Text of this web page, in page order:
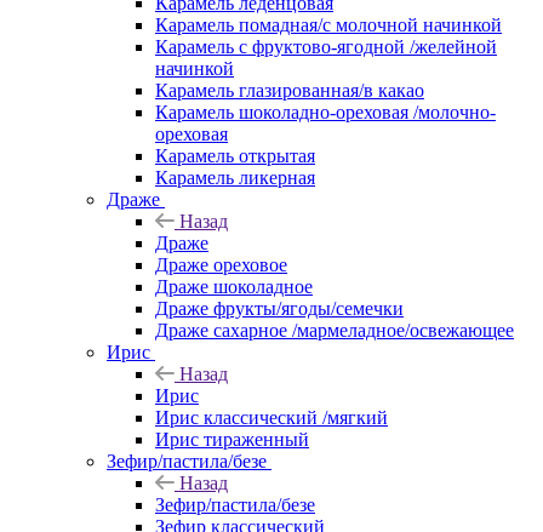
Карамель помадная/с молочной начинкой
Карамель с фруктово-ягодной /желейной
начинкой
Карамель глазированная/в какао
Карамель шоколадно-ореховая /молочно-
ореховая
Карамель открытая
Карамель ликерная
Драже
Назад
Драже
Драже ореховое
Драже шоколадное
Драже фрукты/ягоды/семечки
Драже сахарное /мармеладное/освежающее
Ирис
Назад
Ирис
Ирис классический /мягкий
Ирис тираженный
Зефир/пастила/безе
Назад
Зефир/пастила/безе
Зефир классический